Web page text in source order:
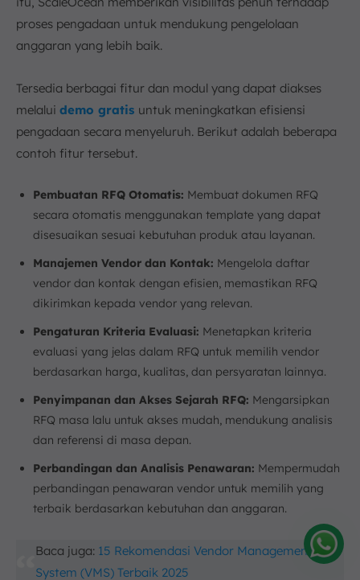
proses pengadaan untuk mendukung pengelolaan
anggaran yang lebih baik.
Tersedia berbagai fitur dan modul yang dapat diakses
melalui demo gratis untuk meningkatkan efisiensi
pengadaan secara menyeluruh. Berikut adalah beberapa
contoh fitur tersebut.
Pembuatan RFQ Otomatis: Membuat dokumen RFQ
secara otomatis menggunakan template yang dapat
disesuaikan sesuai kebutuhan produk atau layanan.
Manajemen Vendor dan Kontak: Mengelola daftar
vendor dan kontak dengan efisien, memastikan RFQ
dikirimkan kepada vendor yang relevan.
Pengaturan Kriteria Evaluasi: Menetapkan kriteria
evaluasi yang jelas dalam RFQ untuk memilih vendor
berdasarkan harga, kualitas, dan persyaratan lainnya.
Penyimpanan dan Akses Sejarah RFQ: Mengarsipkan
RFQ masa lalu untuk akses mudah, mendukung analisis
dan referensi di masa depan.
Perbandingan dan Analisis Penawaran: Mempermudah
perbandingan penawaran vendor untuk memilih yang
terbaik berdasarkan kebutuhan dan anggaran.
Baca juga: 15 Rekomendasi Vendor Management
System (VMS) Terbaik 2025